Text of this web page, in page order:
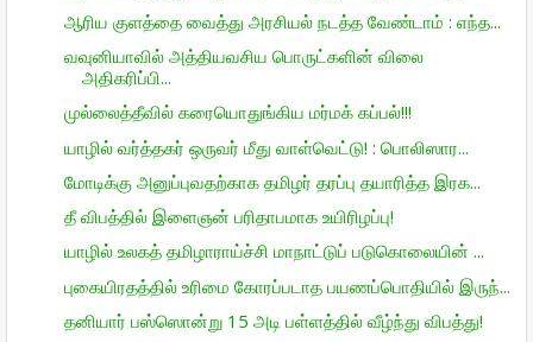
ஆரிய குளத்தை வைத்து அரசியல் நடத்த வேண்டாம் : எந்த...
வவுனியாவில் அத்தியவசிய பொருட்களின் விலை
அதிகரிப்பி...
முல்லைத்தீவில் கரையொதுங்கிய மர்மக் கப்பல்!!!
யாழில் வர்த்தகர் ஒருவர் மீது வாள்வெட்டு! : பொலிஸார...
மோடிக்கு அனுப்புவதற்காக தமிழர் தரப்பு தயாரித்த இரக...
தீ விபத்தில் இளைஞன் பரிதாபமாக உயிரிழப்பு!
யாழில் உலகத் தமிழாராய்ச்சி மாநாட்டுப் படுகொலையின் ...
புகையிரதத்தில் உரிமை கோரப்படாத பயணப்பொதியில் இருந்...
தனியார் பஸ்ஸொன்று 15 அடி பள்ளத்தில் வீழ்ந்து விபத்து!